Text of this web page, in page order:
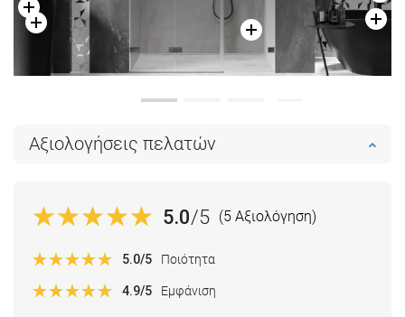
Αξιολογήσεις πελατών
5.0/5 (5 Αξιολόγηση)
5.0/5 Ποιότητα
4.9/5 Εμφάνιση